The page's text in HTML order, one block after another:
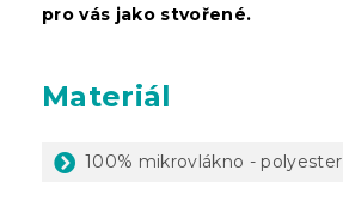
pro vás jako stvořené.
Materiál
100% mikrovlákno - polyester